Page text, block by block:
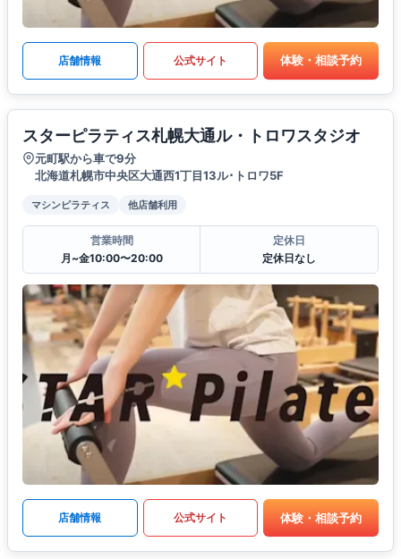
店舗情報 公式サイト 体験・相談予約
スターピラティス札幌大通ル・トロワスタジオ
元町駅から車で9分
北海道札幌市中央区大通西1丁目13ル･トロワ5F
マシンピラティス 他店舗利用
営業時間
月~金10:00〜20:00
定休日
定休日なし
店舗情報 公式サイト 体験・相談予約